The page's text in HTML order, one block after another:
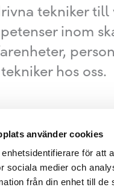
använder cookies
för att
sociala medier och
från din enhet till
tekniker
inom
hos oss.